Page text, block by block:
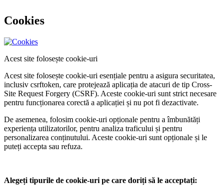
Cookies
Acest site folosește cookie-uri
Acest site folosește cookie-uri esențiale pentru a asigura securitatea,
inclusiv csrftoken, care protejează aplicația de atacuri de tip Cross-
Site Request Forgery (CSRF). Aceste cookie-uri sunt strict necesare
pentru funcționarea corectă a aplicației și nu pot fi dezactivate.
De asemenea, folosim cookie-uri opționale pentru a îmbunătăți
experiența utilizatorilor, pentru analiza traficului și pentru
personalizarea conținutului. Aceste cookie-uri sunt opționale și le
puteți accepta sau refuza.
Alegeți tipurile de cookie-uri pe care doriți să le acceptați: